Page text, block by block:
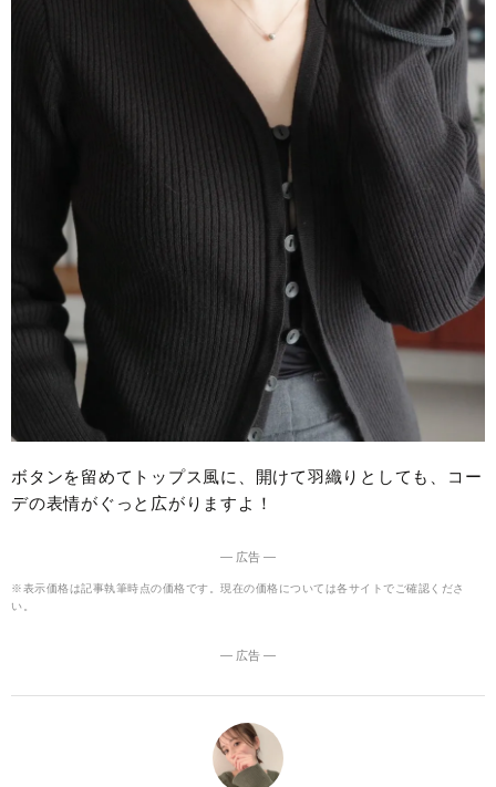
ボタンを留めてトップス風に、開けて羽織りとしても、コー
デの表情がぐっと広がりますよ！
― 広告 ―
※表示価格は記事執筆時点の価格です。現在の価格については各サイトでご確認くださ
い。
― 広告 ―